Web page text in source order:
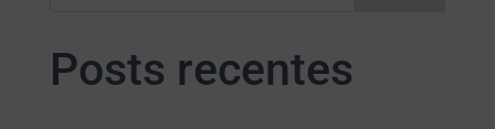
Posts recentes